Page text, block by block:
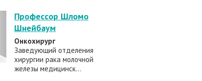
Профессор Шломо
Шнейбаум
Онкохирург
Заведующий отделения
хирургии рака молочной
железы медицинск...